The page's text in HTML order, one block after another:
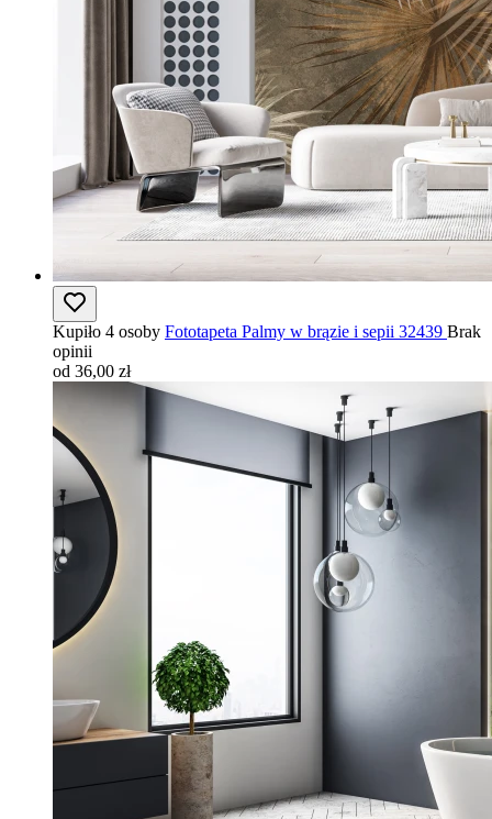
Kupiło 4 osoby Fototapeta Palmy w brązie i sepii 32439 Brak
opinii
od 36,00 zł